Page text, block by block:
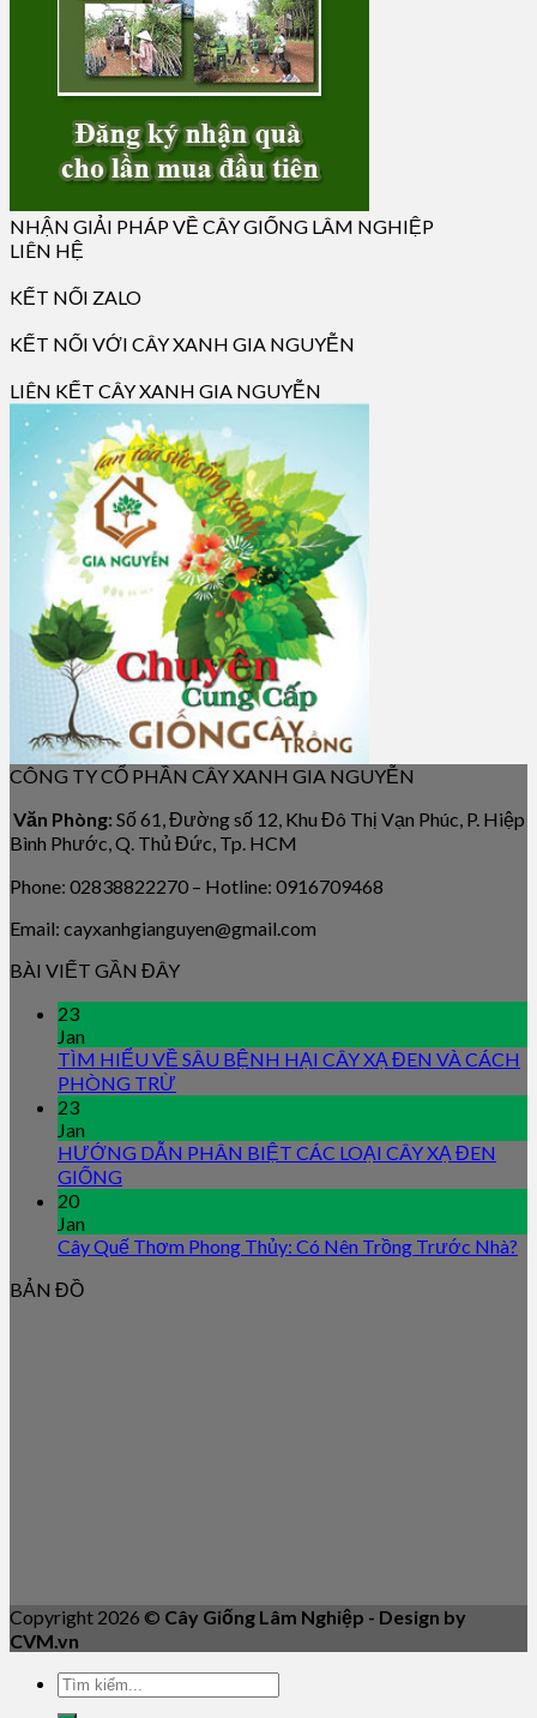
NHẬN GIẢI PHÁP VỀ CÂY GIỐNG LÂM NGHIỆP
LIÊN HỆ
KẾT NỐI ZALO
KẾT NỐI VỚI CÂY XANH GIA NGUYỄN
LIÊN KẾT CÂY XANH GIA NGUYỄN
CÔNG TY CỔ PHẦN CÂY XANH GIA NGUYỄN
Văn Phòng: Số 61, Đường số 12, Khu Đô Thị Vạn Phúc, P. Hiệp
Bình Phước, Q. Thủ Đức, Tp. HCM
Phone: 02838822270 – Hotline: 0916709468
Email: cayxanhgianguyen@gmail.com
BÀI VIẾT GẦN ĐÂY
23
Jan
TÌM HIỂU VỀ SÂU BỆNH HẠI CÂY XẠ ĐEN VÀ CÁCH
PHÒNG TRỪ
23
Jan
HƯỚNG DẪN PHÂN BIỆT CÁC LOẠI CÂY XẠ ĐEN
GIỐNG
20
Jan
Cây Quế Thơm Phong Thủy: Có Nên Trồng Trước Nhà?
BẢN ĐỒ
Copyright 2026 © Cây Giống Lâm Nghiệp - Design by
CVM.vn